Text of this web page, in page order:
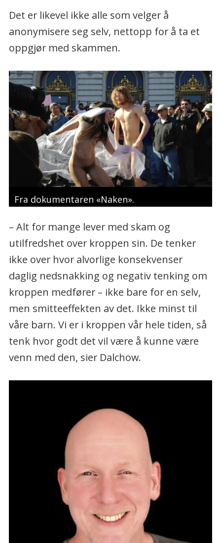
Det er likevel ikke alle som velger å
anonymisere seg selv, nettopp for å ta et
oppgjør med skammen.
Fra dokumentaren «Naken».
– Alt for mange lever med skam og
utilfredshet over kroppen sin. De tenker
ikke over hvor alvorlige konsekvenser
daglig nedsnakking og negativ tenking om
kroppen medfører – ikke bare for en selv,
men smitteeffekten av det. Ikke minst til
våre barn. Vi er i kroppen vår hele tiden, så
tenk hvor godt det vil være å kunne være
venn med den, sier Dalchow.